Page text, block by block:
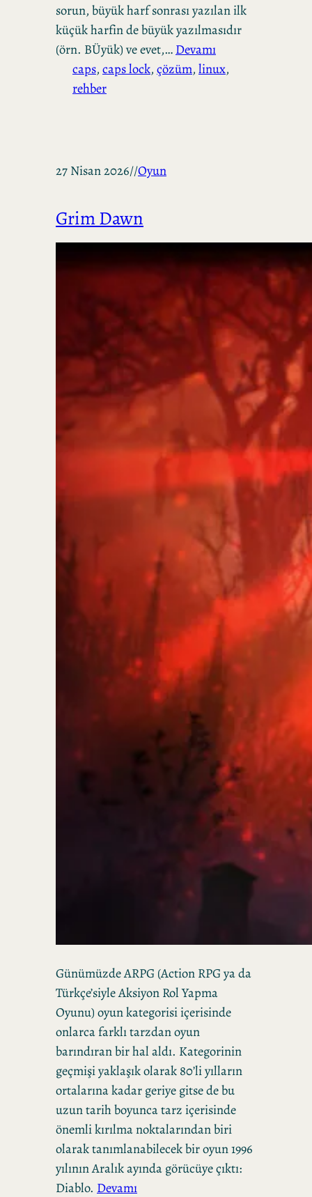
sorun, büyük harf sonrası yazılan ilk
küçük harfin de büyük yazılmasıdır
(örn. BÜyük) ve evet,… Devamı
caps, caps lock, çözüm, linux
rehber
27 Nisan 2026//Oyun
Grim Dawn
Günümüzde ARPG (Action RPG ya da
Türkçe’siyle Aksiyon Rol Yapma
Oyunu) oyun kategorisi içerisinde
onlarca farklı tarzdan oyun
barındıran bir hal aldı. Kategorinin
geçmişi yaklaşık olarak 80’li yılların
ortalarına kadar geriye gitse de bu
uzun tarih boyunca tarz içerisinde
önemli kırılma noktalarından biri
olarak tanımlanabilecek bir oyun 1996
yılının Aralık ayında görücüye çıktı:
Diablo. Devamı